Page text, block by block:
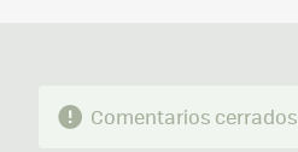
Comentarios cerrados